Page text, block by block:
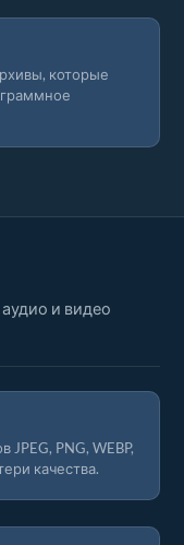
которые
и видео
PNG, WEBP,
качества.